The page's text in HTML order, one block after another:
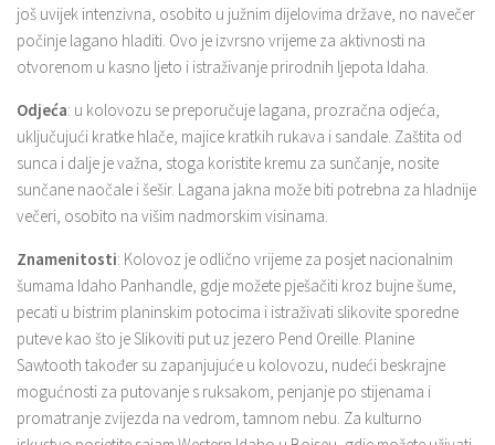
još uvijek intenzivna, osobito u južnim dijelovima države, no navečer
počinje lagano hladiti. Ovo je izvrsno vrijeme za aktivnosti na
otvorenom u kasno ljeto i istraživanje prirodnih ljepota Idaha.
Odjeća: u kolovozu se preporučuje lagana, prozračna odjeća,
uključujući kratke hlače, majice kratkih rukava i sandale. Zaštita od
sunca i dalje je važna, stoga koristite kremu za sunčanje, nosite
sunčane naočale i šešir. Lagana jakna može biti potrebna za hladnije
večeri, osobito na višim nadmorskim visinama.
Znamenitosti: Kolovoz je odlično vrijeme za posjet nacionalnim
šumama Idaho Panhandle, gdje možete pješačiti kroz bujne šume,
pecati u bistrim planinskim potocima i istraživati ​​slikovite sporedne
puteve kao što je Slikoviti put uz jezero Pend Oreille. Planine
Sawtooth također su zapanjujuće u kolovozu, nudeći beskrajne
mogućnosti za putovanje s ruksakom, penjanje po stijenama i
promatranje zvijezda na vedrom, tamnom nebu. Za kulturno